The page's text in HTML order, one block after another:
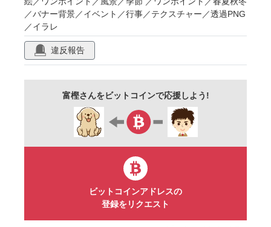
／バナー背景／イベント／行事／テクスチャー／透過PNG
／イラレ
違反報告
富樫さんをビットコインで応援しよう!
ビットコインアドレスの
登録をリクエスト